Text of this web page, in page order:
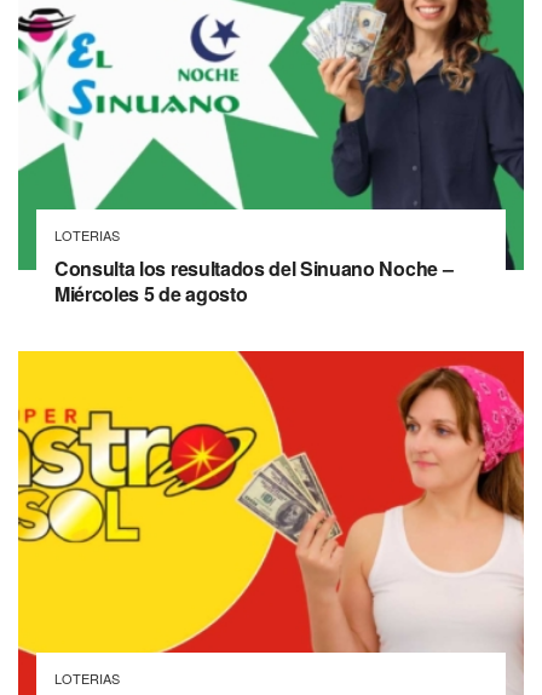
LOTERIAS
Consulta los resultados del Sinuano Noche –
Miércoles 5 de agosto
LOTERIAS